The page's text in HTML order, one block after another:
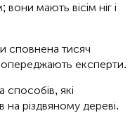
мають вісім ніг і
сповнена тисяч
експерти.
способів, які
різдвяному дереві.